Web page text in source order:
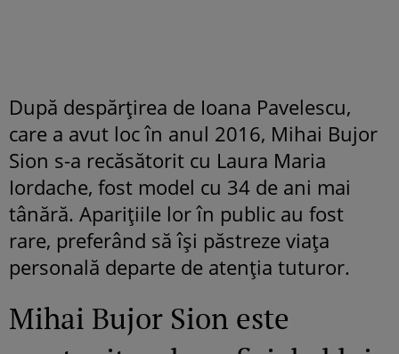
După despărțirea de Ioana Pavelescu,
care a avut loc în anul 2016, Mihai Bujor
Sion s-a recăsătorit cu Laura Maria
Iordache, fost model cu 34 de ani mai
tânără. Aparițiile lor în public au fost
rare, preferând să își păstreze viața
personală departe de atenția tuturor.
Mihai Bujor Sion este